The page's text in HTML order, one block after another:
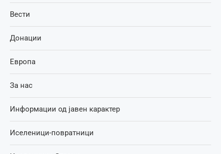
Вести
Донации
Европа
За нас
Информации од јавен карактер
Иселеници-повратници